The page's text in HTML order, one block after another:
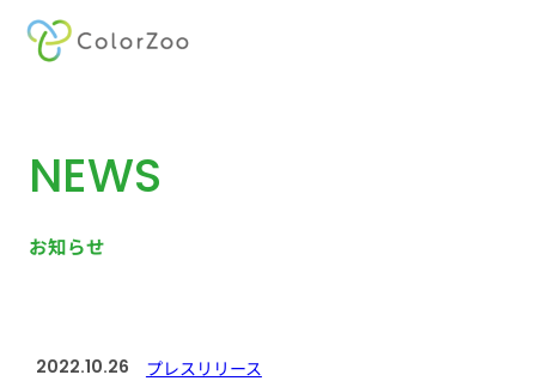
NEWS
お知らせ
2022.10.26 プレスリリース